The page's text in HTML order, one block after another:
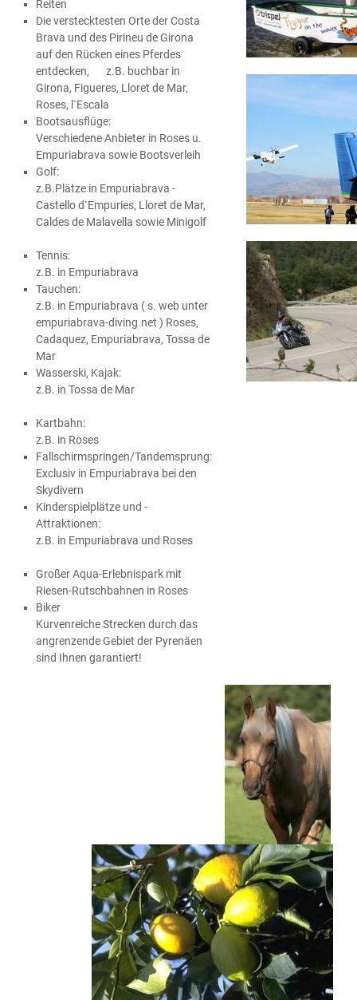
Reiten
Die verstecktesten Orte der Costa
Brava und des Pirineu de Girona
auf den Rücken eines Pferdes
entdecken,
z.B. buchbar in
Girona, Figueres, Lloret de Mar,
Roses, l`Escala
Bootsausflüge:
Verschiedene Anbieter in Roses u.
Empuriabrava sowie Bootsverleih
Golf:
z.B.Plätze in Empuriabrava -
Castello d`Empuries, Lloret de Mar,
Caldes de Malavella sowie Minigolf
Tennis:
z.B. in Empuriabrava
Tauchen:
z.B. in Empuriabrava ( s. web unter
empuriabrava-diving.net ) Roses,
Cadaquez, Empuriabrava, Tossa de
Mar
Wasserski, Kajak:
z.B. in Tossa de Mar
Kartbahn:
z.B. in Roses
Fallschirmspringen/Tandemsprung:
Exclusiv in Empuriabrava bei den
Skydivern
Kinderspielplätze und -
Attraktionen:
z.B. in Empuriabrava und Roses
Großer Aqua-Erlebnispark mit
Riesen-Rutschbahnen in Roses
Biker
Kurvenreiche Strecken durch das
angrenzende Gebiet der Pyrenäen
sind Ihnen garantiert!